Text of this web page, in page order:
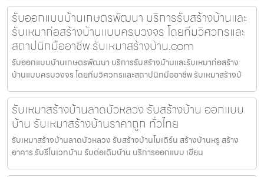
รับออกแบบบ้านเกษตรพัฒนา บริการรับสร้างบ้านและ
รับเหมาก่อสร้างบ้านแบบครบวงจร โดยทีมวิศวกรและ
สถาปนิกมืออาชีพ รับเหมาสร้างบ้าน.com
รับออกแบบบ้านเกษตรพัฒนา บริการรับสร้างบ้านและรับเหมาก่อสร้าง
บ้านแบบครบวงจร โดยทีมวิศวกรและสถาปนิกมืออาชีพ รับเหมาสร้างบ้
รับเหมาสร้างบ้านลาดบัวหลวง รับสร้างบ้าน ออกแบบ
บ้าน รับเหมาสร้างบ้านราคาถูก ทั่วไทย
รับเหมาสร้างบ้านลาดบัวหลวง รับสร้างบ้านโมเดิร์น สร้างบ้านหรู สร้าง
อาคาร รับรีโนเวทบ้าน รับต่อเติมบ้าน บริการออกแบบ เขียน